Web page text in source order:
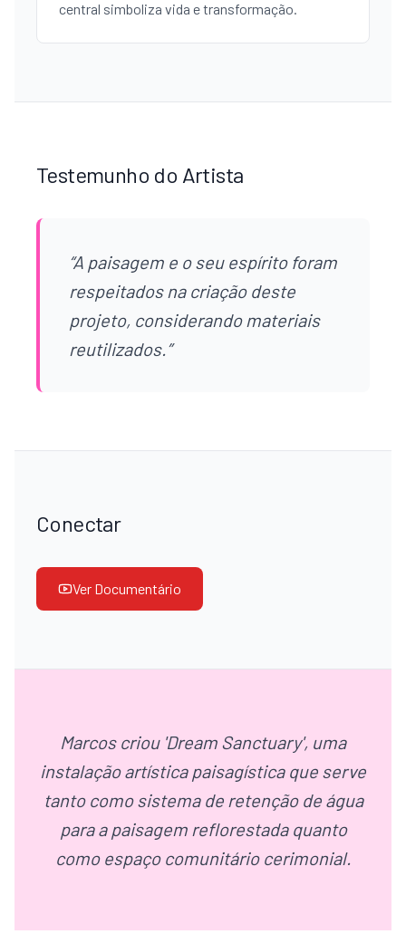
central simboliza vida e transformação.
Testemunho do Artista
“A paisagem e o seu espírito foram
respeitados na criação deste
projeto, considerando materiais
reutilizados.”
Conectar
Ver Documentário
Marcos criou 'Dream Sanctuary', uma
instalação artística paisagística que serve
tanto como sistema de retenção de água
para a paisagem reflorestada quanto
como espaço comunitário cerimonial.